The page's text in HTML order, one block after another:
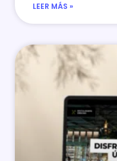
LEER MÁS »